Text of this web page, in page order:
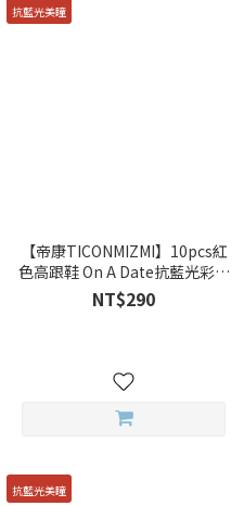
抗藍光美瞳
【帝康TICONMIZMI】10pcs紅
色高跟鞋 On A Date抗藍光彩色
日拋
NT$290
抗藍光美瞳